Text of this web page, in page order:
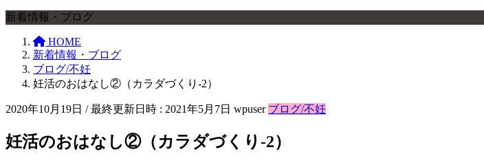
新着情報・ブログ
HOME
新着情報・ブログ
ブログ/不妊
妊活のおはなし②（カラダづくり-2）
2020年10月19日 / 最終更新日時 : 2021年5月7日 wpuser ブログ/不妊
妊活のおはなし②（カラダづくり-2）